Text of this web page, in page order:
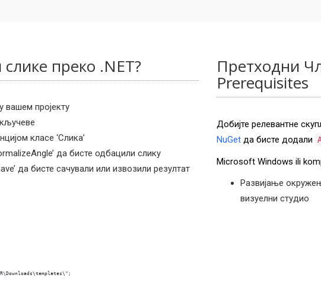
преко .NET?
пројекту
класе ‘Слика’
да бисте одбацили слику
да бисте сачували или извозили резултат
Претходни
Prerequisites
Добијте релевантне
NuGet да бисте додали
Microsoft Windows ili
Развијање
визуелни студио